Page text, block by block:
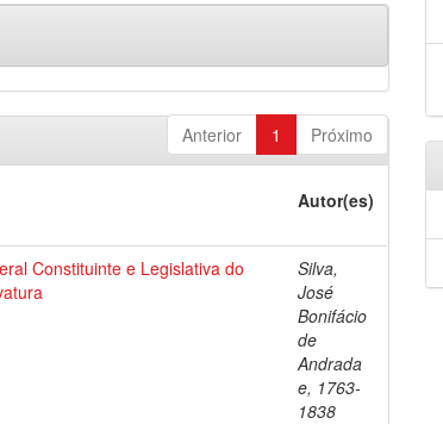
Anterior 1 Próximo
Autor(es)
Constituinte e Legislativa do
Silva,
José
Bonifácio
de
Andrada
e, 1763-
1838